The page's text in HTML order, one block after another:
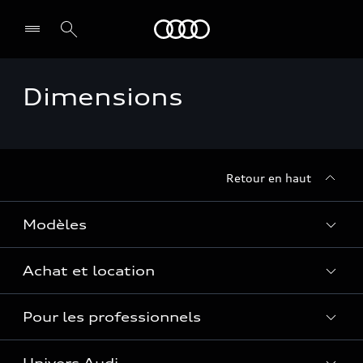
Dimensions
Retour en haut
Modèles
Voir les modèles
Achat et location
Réservation et option d'achat
Financer mon Audi
Pour les professionnels